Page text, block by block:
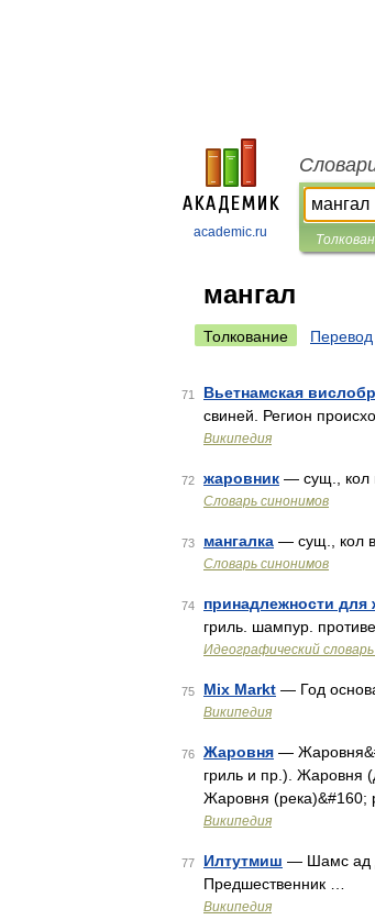
academic.ru
мангал
Толкование Перевод
71 Вьетнамская
свиней. Регион
Википедия
72 жаровник — сущ., кол
Словарь синонимов
73 мангалка — сущ., кол
Словарь синонимов
74 принадлежности для
гриль. шампур.
Идеографический словарь
75 Mix Markt — Год
Википедия
76 Жаровня —
гриль и пр.). Жаровня
Жаровня (река)&#160;
Википедия
77 Илтутмиш — Шамс ад
Предшественник …
Википедия